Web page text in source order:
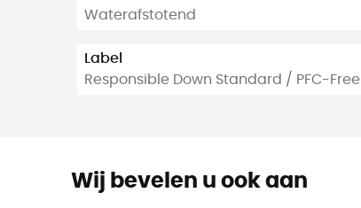
Waterafstotend
Label
Responsible Down Standard / PFC-Free
Wij bevelen u ook aan